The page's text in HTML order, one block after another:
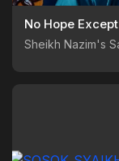
Sheikh Nazim's